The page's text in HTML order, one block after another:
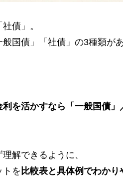
債」。
国債」「社債」の3種類が
を活かすなら「一般国債」
解できるように、
トを 比較表と具体例でわかり